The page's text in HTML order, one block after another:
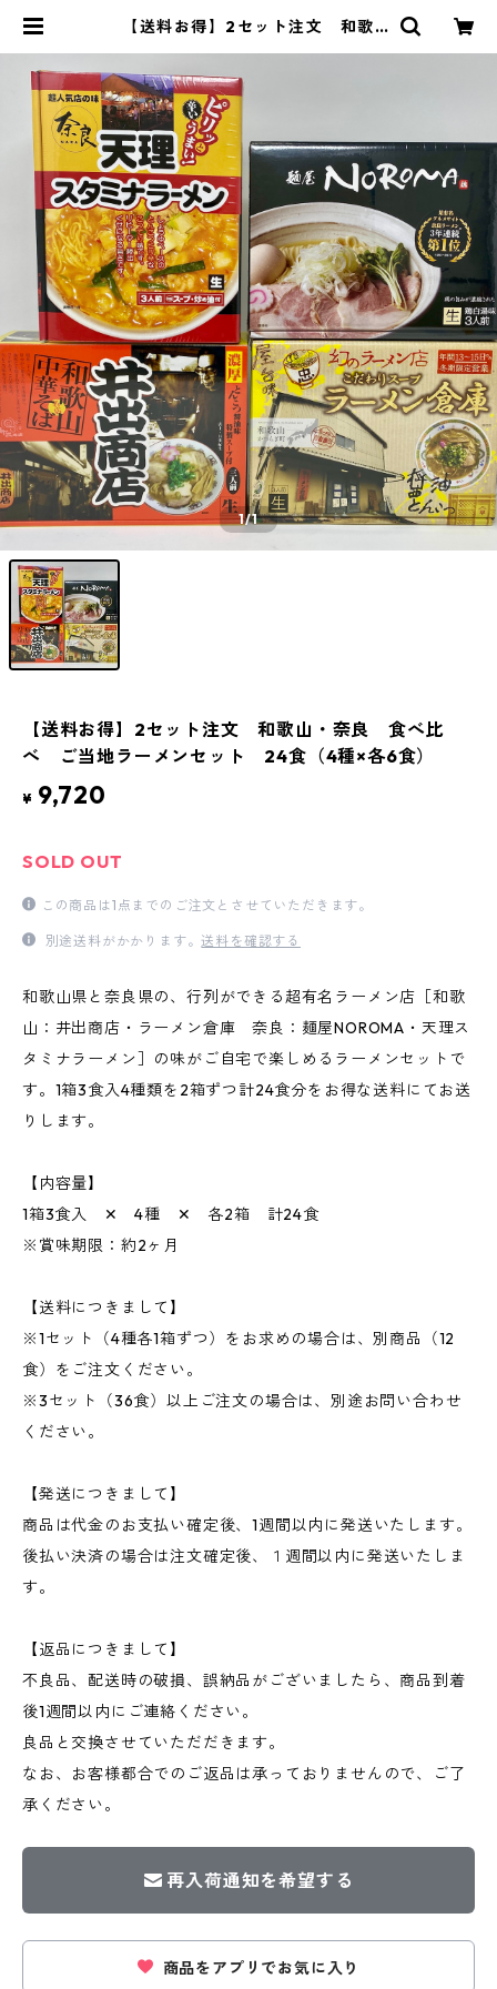
【送料お得】2セット注文 和歌
野山麓ツーリズムビューロー オンラ
インストア
1/1
【送料お得】2セット注文 和歌山・奈良 食べ比
べ ご当地ラーメンセット 24食（4種×各6食）
¥ 9,720
SOLD OUT
この商品は1点までのご注文とさせていただきます。
別途送料がかかります。送料を確認する
和歌山県と奈良県の、行列ができる超有名ラーメン店［和歌
山：井出商店・ラーメン倉庫 奈良：麺屋NOROMA・天理ス
タミナラーメン］の味がご自宅で楽しめるラーメンセットで
す。1箱3食入4種類を2箱ずつ計24食分をお得な送料にてお送
りします。
【内容量】
1箱3食入 ✕ 4種 ✕ 各2箱 計24食
※賞味期限：約2ヶ月
【送料につきまして】
※1セット（4種各1箱ずつ）をお求めの場合は、別商品（12
食）をご注文ください。
※3セット（36食）以上ご注文の場合は、別途お問い合わせ
ください。
【発送につきまして】
商品は代金のお支払い確定後、1週間以内に発送いたします。
後払い決済の場合は注文確定後、１週間以内に発送いたしま
す。
【返品につきまして】
不良品、配送時の破損、誤納品がございましたら、商品到着
後1週間以内にご連絡ください。
良品と交換させていただだきます。
なお、お客様都合でのご返品は承っておりませんので、ご了
承ください。
再入荷通知を希望する
商品をアプリでお気に入り